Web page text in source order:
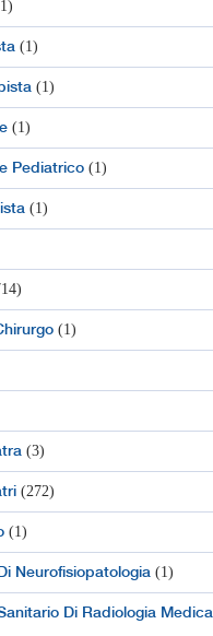
(1)
(1)
(1)
Pediatrico (1)
(1)
(1)
(3)
(272)
(1)
Neurofisiopatologia (1)
Di Radiologia Medica